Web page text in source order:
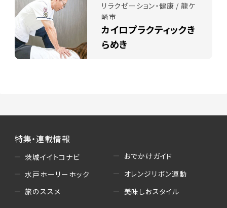
リラクゼーション・健康 / 龍ケ
崎市
カイロプラクティックき
らめき
特集・連載情報
茨城イイトコナビ
水戸ホーリーホック
旅のススメ
おでかけガイド
オレンジリボン運動
美味しおスタイル